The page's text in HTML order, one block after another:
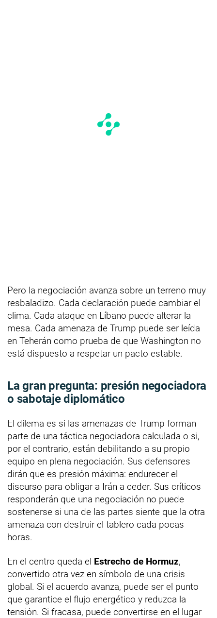
Pero la negociación avanza sobre un terreno muy
resbaladizo. Cada declaración puede cambiar el
clima. Cada ataque en Líbano puede alterar la
mesa. Cada amenaza de Trump puede ser leída
en Teherán como prueba de que Washington no
está dispuesto a respetar un pacto estable.
La gran pregunta: presión negociadora
o sabotaje diplomático
El dilema es si las amenazas de Trump forman
parte de una táctica negociadora calculada o si,
por el contrario, están debilitando a su propio
equipo en plena negociación. Sus defensores
dirán que es presión máxima: endurecer el
discurso para obligar a Irán a ceder. Sus críticos
responderán que una negociación no puede
sostenerse si una de las partes siente que la otra
amenaza con destruir el tablero cada pocas
horas.
En el centro queda el Estrecho de Hormuz,
convertido otra vez en símbolo de una crisis
global. Si el acuerdo avanza, puede ser el punto
que garantice el flujo energético y reduzca la
tensión. Si fracasa, puede convertirse en el lugar